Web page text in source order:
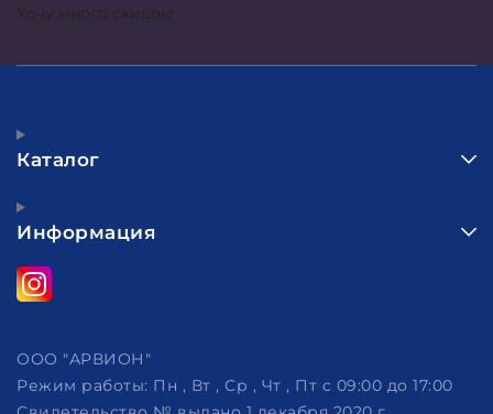
Хочу много скидок!
Каталог
Информация
ООО "АРВИОН"
Режим работы: Пн , Вт , Ср , Чт , Пт c 09:00 до 17:00